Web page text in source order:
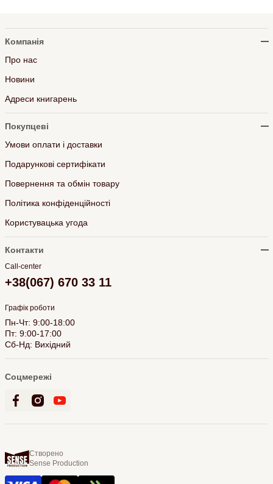
Компанія
Про нас
Новини
Адреси книгарень
Покупцеві
Умови оплати і доставки
Подарункові сертифікати
Повернення та обмін товару
Політика конфіденційності
Користувацька угода
Контакти
Call-center
+38(067) 670 33 11
Графік роботи
Пн-Чт: 9:00-18:00
Пт: 9:00-17:00
Сб-Нд: Вихідний
Соцмережі
Створено
Sense Production